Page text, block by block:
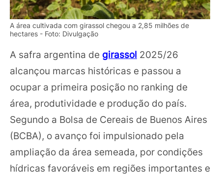
A área cultivada com girassol chegou a 2,85 milhões de
hectares - Foto: Divulgação
A safra argentina de girassol 2025/26
alcançou marcas históricas e passou a
ocupar a primeira posição no ranking de
área, produtividade e produção do país.
Segundo a Bolsa de Cereais de Buenos Aires
(BCBA), o avanço foi impulsionado pela
ampliação da área semeada, por condições
hídricas favoráveis em regiões importantes e